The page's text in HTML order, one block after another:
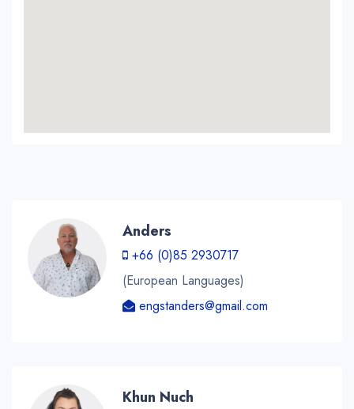
Anders
+66 (0)85 2930717
(European Languages)
engstanders@gmail.com
Khun Nuch